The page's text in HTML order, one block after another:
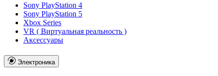
Sony PlayStation 4
Sony PlayStation 5
Xbox Series
VR ( Виртуальная реальность )
Аксессуары
Электроника